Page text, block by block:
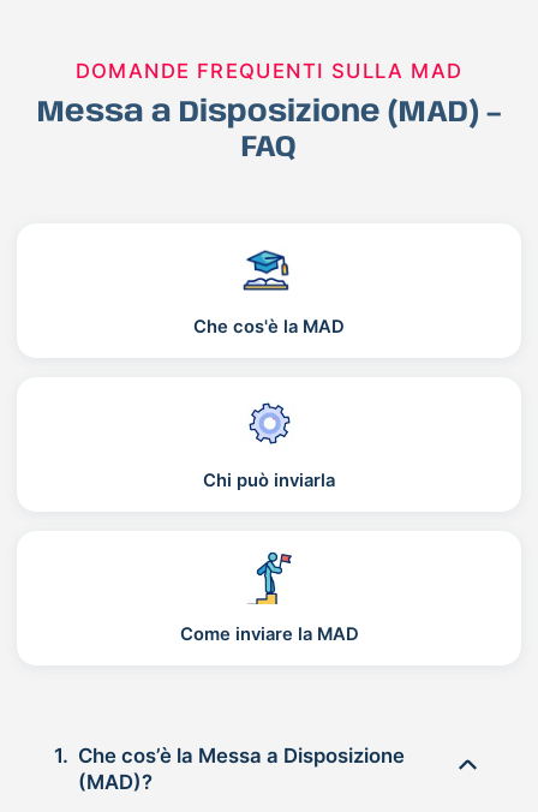
DOMANDE FREQUENTI SULLA MAD
Messa a Disposizione (MAD) –
FAQ
Che cos'è la MAD
Chi può inviarla
Come inviare la MAD
1. Che cos’è la Messa a Disposizione
(MAD)?